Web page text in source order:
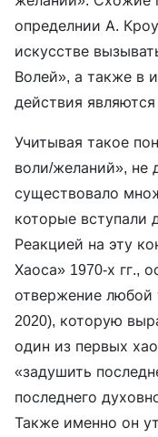
определнии А.
искусстве
Волей», а также в
действия
Учитывая такое
воли/желаний», не
существовало
которые вступали
Реакцией на эту
Хаоса» 1970-х гг.,
отвержение любой
2020), которую
один из первых
«задушить
последнего
Также именно он